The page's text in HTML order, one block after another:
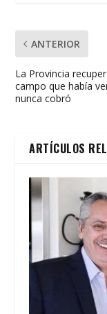
ANTERIOR
La Provincia
campo que había
nunca cobró
ARTÍCULOS